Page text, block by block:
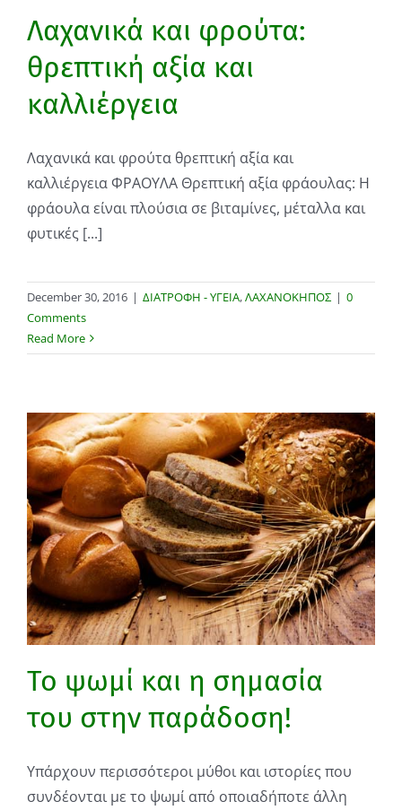
Λαχανικά και φρούτα:
θρεπτική αξία και
καλλιέργεια
Λαχανικά και φρούτα θρεπτική αξία και
καλλιέργεια ΦΡΑΟΥΛΑ Θρεπτική αξία φράουλας: Η
φράουλα είναι πλούσια σε βιταμίνες, μέταλλα και
φυτικές [...]
December 30, 2016 | ΔΙΑΤΡΟΦΗ - ΥΓΕΙΑ,ΛΑΧΑΝΟΚΗΠΟΣ | 0
Comments
Read More
Το ψωμί και η σημασία
του στην παράδοση!
Υπάρχουν περισσότεροι μύθοι και ιστορίες που
συνδέονται με το ψωμί από οποιαδήποτε άλλη